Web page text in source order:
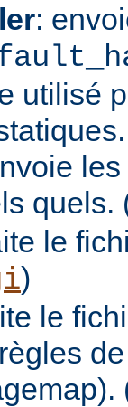
:
utilisé
quels.
le
)
le